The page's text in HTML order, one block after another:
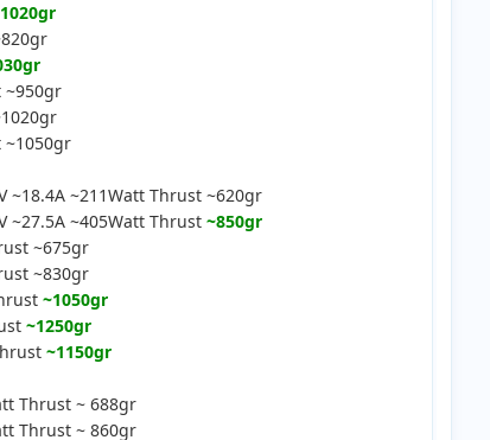
1020gr
~950gr
~1050gr
~18.4A ~211Watt Thrust ~620gr
~27.5A ~405Watt Thrust ~850gr
~675gr
~830gr
~1050gr
~1250gr
~1150gr
Thrust ~ 688gr
Thrust ~ 860gr